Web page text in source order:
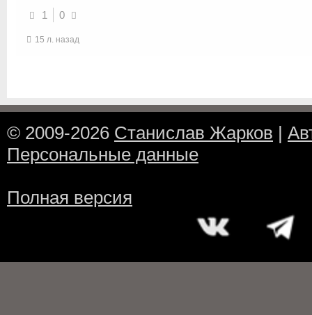
1 0
15 л. назад
© 2009-2026 Станислав Жарков |
Персональные данные
Полная версия